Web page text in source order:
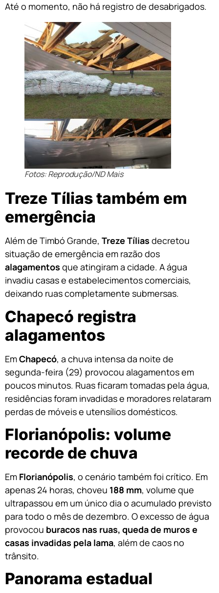
Até o momento, não há registro de desabrigados.
Fotos: Reprodução/ND Mais
Treze Tílias também em
emergência
Além de Timbó Grande, Treze Tílias decretou
situação de emergência em razão dos
alagamentos que atingiram a cidade. A água
invadiu casas e estabelecimentos comerciais,
deixando ruas completamente submersas.
Chapecó registra
alagamentos
EmChapecó, a chuva intensa da noite de
segunda-feira (29) provocou alagamentos em
poucos minutos. Ruas ficaram tomadas pela água,
residências foram invadidas e moradores relataram
perdas de móveis e utensílios domésticos.
Florianópolis: volume
recorde de chuva
Em Florianópolis, o cenário também foi crítico. Em
apenas 24 horas, choveu 188 mm, volume que
ultrapassou em um único dia o acumulado previsto
para todo o mês de dezembro. O excesso de água
provocou buracos nas ruas, queda de muros e
casas invadidas pela lama, além de caos no
trânsito.
Panorama estadual